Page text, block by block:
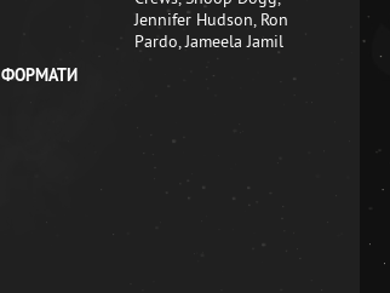
Jennifer Hudson, Ron
Pardo, Jameela Jamil
ФОРМАТИ